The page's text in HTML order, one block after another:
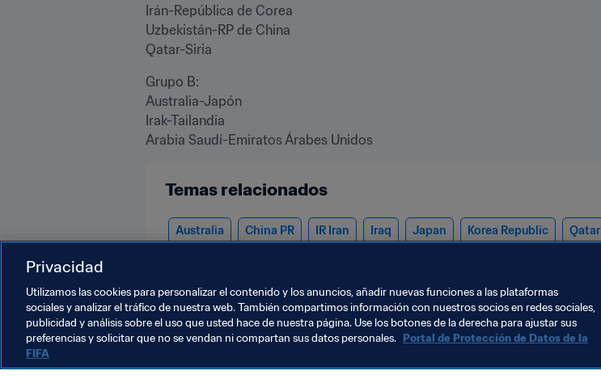
Irán-República de Corea
Uzbekistán-RP de China
Qatar-Siria
Grupo B:
Australia-Japón
Irak-Tailandia
Arabia Saudí-Emiratos Árabes Unidos
Temas relacionados
Australia China PR IR Iran Iraq Japan Korea Republic Qatar
Privacidad
Utilizamos las cookies para personalizar el contenido y los anuncios, añadir nuevas funciones a las plataformas
sociales y analizar el tráfico de nuestra web. También compartimos información con nuestros socios en redes sociales,
publicidad y análisis sobre el uso que usted hace de nuestra página. Use los botones de la derecha para ajustar sus
preferencias y solicitar que no se vendan ni compartan sus datos personales. Portal de Protección de Datos de la
FIFA